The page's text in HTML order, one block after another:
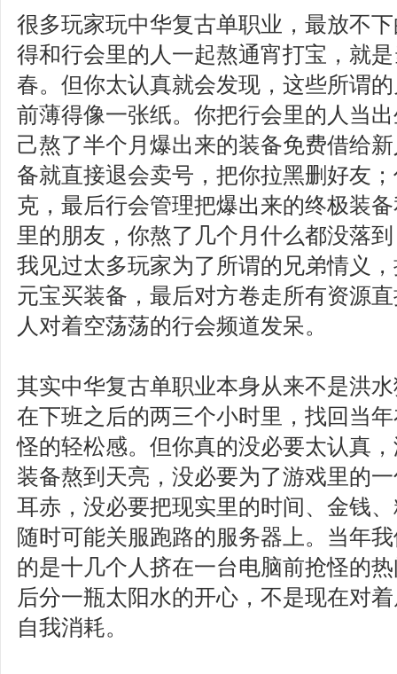
很多玩家玩中华复古单职业，最放不下
得和行会里的人一起熬通宵打宝，就
春。但你太认真就会发现，这些所谓
前薄得像一张纸。你把行会里的人当
己熬了半个月爆出来的装备免费借给
备就直接退会卖号，把你拉黑删好友
克，最后行会管理把爆出来的终极装
里的朋友，你熬了几个月什么都没落
我见过太多玩家为了所谓的兄弟情义
元宝买装备，最后对方卷走所有资源
人对着空荡荡的行会频道发呆。
其实中华复古单职业本身从来不是洪
在下班之后的两三个小时里，找回当
怪的轻松感。但你真的没必要太认真
装备熬到天亮，没必要为了游戏里的
耳赤，没必要把现实里的时间、金钱
随时可能关服跑路的服务器上。当年
的是十几个人挤在一台电脑前抢怪的
后分一瓶太阳水的开心，不是现在对
自我消耗。